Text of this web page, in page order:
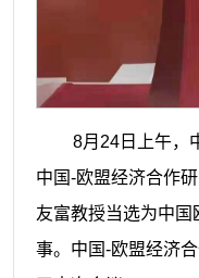
8月24日上午，
中国-欧盟经济合作
友富教授当选为中
事。中国-欧盟经济